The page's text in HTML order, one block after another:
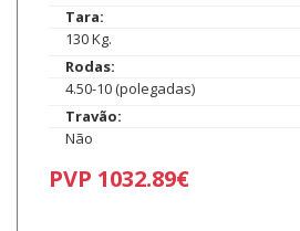
Tara:
130 Kg.
Rodas:
4.50-10 (polegadas)
Travão:
Não
PVP 1032.89€